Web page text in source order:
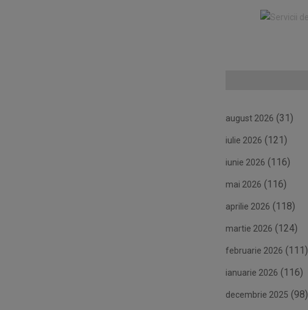
august 2026 (31)
iulie 2026 (121)
iunie 2026 (116)
mai 2026 (116)
aprilie 2026 (118)
martie 2026 (124)
februarie 2026 (111)
ianuarie 2026 (116)
decembrie 2025 (98)